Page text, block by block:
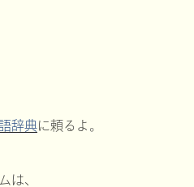
辞典に頼るよ。
は、